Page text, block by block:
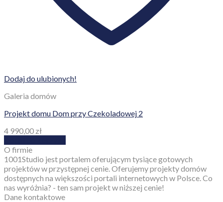
Dodaj do ulubionych!
Galeria domów
Projekt domu Dom przy Czekoladowej 2
4 990,00 zł
O firmie
1001Studio jest portalem oferującym tysiące gotowych
projektów w przystępnej cenie. Oferujemy projekty domów
dostępnych na większości portali internetowych w Polsce. Co
nas wyróżnia? - ten sam projekt w niższej cenie!
Dane kontaktowe